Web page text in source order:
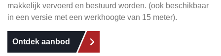
makkelijk vervoerd en bestuurd worden. (ook beschikbaar
in een versie met een werkhoogte van 15 meter).
Ontdek aanbod